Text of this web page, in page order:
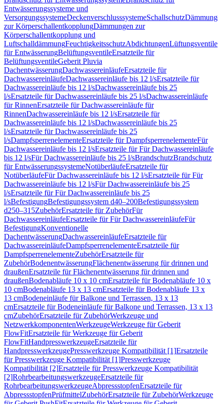
Entwässerungssysteme und
VersorgungssystemeDeckenverschlusssystemeSchallschutz
zur KörperschallentkopplungDämmungen zur
Körperschallentkopplung und
LuftschalldämmungFeuchtigkeitsschutzAbdichtungenLüftungsventile
für EntwässerungBelüftungsventileErsatzteile für
BelüftungsventileGeberit Pluvia
DachentwässerungDachwassereinläufeErsatzteile für
DachwassereinläufeDachwassereinläufe bis 12 l/sErsatzteile für
Dachwassereinläufe bis 12 l/sDachwassereinläufe bis 25
l/sErsatzteile für Dachwassereinläufe bis 25 l/sDachwassereinläufe
für RinnenErsatzteile für Dachwassereinläufe für
RinnenDachwassereinläufe bis 12 l/sErsatzteile für
Dachwassereinläufe bis 12 l/sDachwassereinläufe bis 25
l/sErsatzteile für Dachwassereinläufe bis 25
l/sDampfsperrenelementeErsatzteile für DampfsperrenelementeFür
Dachwassereinläufe bis 12 l/sErsatzteile für Für Dachwassereinläufe
bis 12 l/sFür Dachwassereinläufe bis 25 l/sBrandschutzBrandschutz
für EntwässerungssystemeNotüberläufeErsatzteile für
NotüberläufeFür Dachwassereinläufe bis 12 l/sErsatzteile für Für
Dachwassereinläufe bis 12 l/sFür Dachwassereinläufe bis 25
l/sErsatzteile für Für Dachwassereinläufe bis 25
l/sBefestigungBefestigungssystem d40–200Befestigungssystem
d250–315ZubehörErsatzteile für ZubehörFür
DachwassereinläufeErsatzteile für Für DachwassereinläufeFür
BefestigungKonventionelle
DachentwässerungDachwassereinläufeErsatzteile für
DachwassereinläufeDampfsperrenelementeErsatzteile für
DampfsperrenelementeZubehörErsatzteile für
ZubehörBodenentwässerungFlächenentwässerung für drinnen und
draußenErsatzteile für Flächenentwässerung für drinnen und
draußenBodenabläufe 10 x 10 cmErsatzteile für Bodenabläufe 10 x
10 cmBodenabläufe 13 x 13 cmErsatzteile für Bodenabläufe 13 x
13 cmBodeneinläufe für Balkone und Terrassen, 13 x 13
cmErsatzteile für Bodeneinläufe für Balkone und Terrassen, 13 x 13
cmZubehörErsatzteile für ZubehörWerkzeuge und
NetzwerkkomponentenWerkzeugeWerkzeuge für Geberit
FlowFitErsatzteile für Werkzeuge für Geberit
FlowFitHandpresswerkzeugeErsatzteile für
HandpresswerkzeugePresswerkzeuge Kompatibilität [1]Ersatzteile
für Presswerkzeuge Kompatibilität [1]Presswerkzeuge
Kompatibilität [2]Ersatzteile für Presswerkzeuge Kompatibilität
[2]RohrbearbeitungswerkzeugeErsatzteile für
RohrbearbeitungswerkzeugeAbpressstopfenErsatzteile für
AbpressstopfenPrüfmittelZubehörErsatzteile für ZubehörWerkzeuge